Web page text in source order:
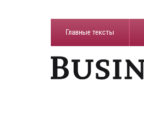
Главные тексты